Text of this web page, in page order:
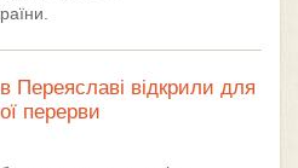
Переяславі відкрили для
перерви